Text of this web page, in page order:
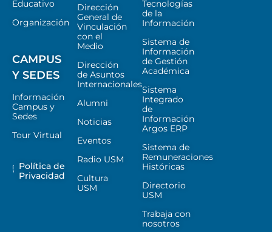
Educativo
Organización
CAMPUS
Y SEDES
Información
Campus y
Sedes
Tour Virtual
Política de
Privacidad
Dirección
General de
Vinculación
con el
Medio
Dirección
de Asuntos
Internacionales
Alumni
Noticias
Eventos
Radio USM
Cultura
USM
Tecnologías
de la
Información
Sistema de
Información
de Gestión
Académica
Sistema
Integrado
de
Información
Argos ERP
Sistema de
Remuneraciones
Históricas
Directorio
USM
Trabaja con
nosotros